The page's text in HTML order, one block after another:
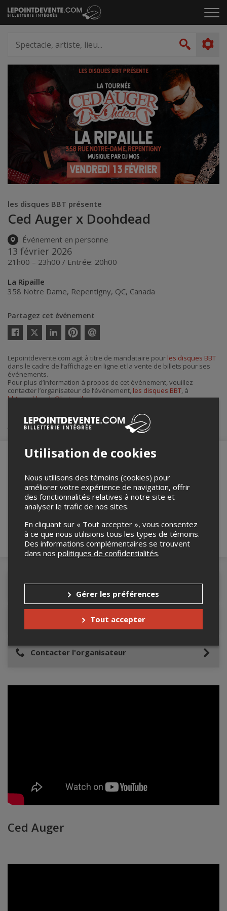
Passer
au
le
artiste,
lieu...
les disques BBT présente
Ced Auger x Doohdead
Événement en personne
13 février 2026
21h00 – 23h00 / Entrée: 20h00
La Ripaille
358 Notre Dame, Repentigny, QC, Canada
Partagez cet événement
Twitter
courriel
Lepointdevente.com agit à titre de mandataire pour les disques BBT
dans le cadre de l’affichage en ligne et la vente de billets pour ses
événements.
Pour plus d’information à propos de cet événement, veuillez
contacter l’organisateur de l’événement, les disques BBT, à
bbtwreckhurdz@hotmail.com.
Achat de billets
Merci de confirmer que vous n'êtes pas un
robot ci-bas.
Détails de l'événement
Lieu de l'événement
Contacter l'organisateur
Ced Auger
Utilisation de cookies
Nous utilisons des témoins (cookies) pour
améliorer votre expérience de navigation, offrir
des fonctionnalités relatives à notre site et
analyser le trafic de nos sites.
En cliquant sur « Tout accepter », vous consentez
à ce que nous utilisions tous les types de témoins.
Des informations complémentaires se trouvent
dans nos politiques de confidentialités.
Gérer les préférences
Tout accepter